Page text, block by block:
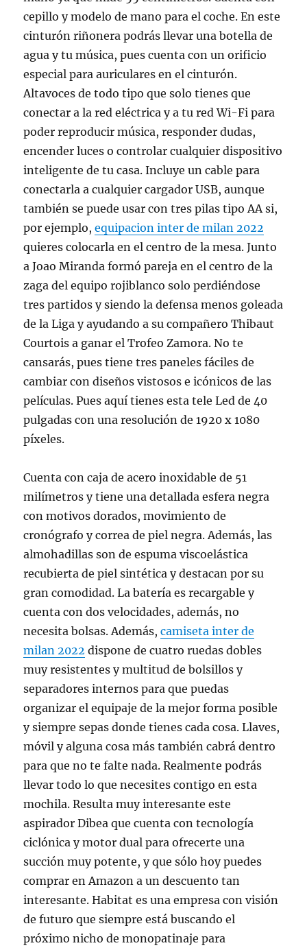
cepillo y modelo de mano para el coche. En este
cinturón riñonera podrás llevar una botella de
agua y tu música, pues cuenta con un orificio
especial para auriculares en el cinturón.
Altavoces de todo tipo que solo tienes que
conectar a la red eléctrica y a tu red Wi-Fi para
poder reproducir música, responder dudas,
encender luces o controlar cualquier dispositivo
inteligente de tu casa. Incluye un cable para
conectarla a cualquier cargador USB, aunque
también se puede usar con tres pilas tipo AA si,
por ejemplo,equipacion inter de milan 2022
quieres colocarla en el centro de la mesa. Junto
a Joao Miranda formó pareja en el centro de la
zaga del equipo rojiblanco solo perdiéndose
tres partidos y siendo la defensa menos goleada
de la Liga y ayudando a su compañero Thibaut
Courtois a ganar el Trofeo Zamora. No te
cansarás, pues tiene tres paneles fáciles de
cambiar con diseños vistosos e icónicos de las
películas. Pues aquí tienes esta tele Led de 40
pulgadas con una resolución de 1920 x 1080
píxeles.
Cuenta con caja de acero inoxidable de 51
milímetros y tiene una detallada esfera negra
con motivos dorados, movimiento de
cronógrafo y correa de piel negra. Además, las
almohadillas son de espuma viscoelástica
recubierta de piel sintética y destacan por su
gran comodidad. La batería es recargable y
cuenta con dos velocidades, además, no
necesita bolsas. Además,camiseta inter de
milan 2022 dispone de cuatro ruedas dobles
muy resistentes y multitud de bolsillos y
separadores internos para que puedas
organizar el equipaje de la mejor forma posible
y siempre sepas donde tienes cada cosa. Llaves,
móvil y alguna cosa más también cabrá dentro
para que no te falte nada. Realmente podrás
llevar todo lo que necesites contigo en esta
mochila. Resulta muy interesante este
aspirador Dibea que cuenta con tecnología
ciclónica y motor dual para ofrecerte una
succión muy potente, y que sólo hoy puedes
comprar en Amazon a un descuento tan
interesante. Habitat es una empresa con visión
de futuro que siempre está buscando el
próximo nicho de monopatinaje para